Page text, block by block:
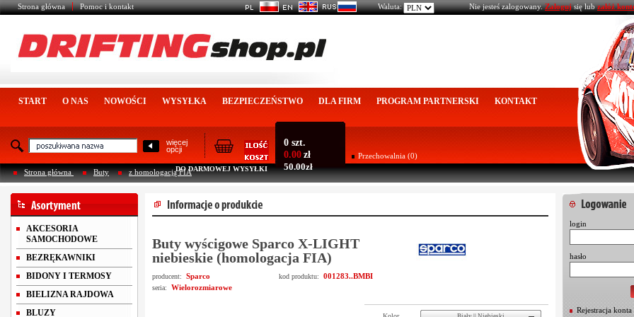
Strona główna Pomoc i kontakt Nie jesteś zalogowany.Zalogujsię lubzałóż
START O NAS NOWOŚCI WYSYŁKA BEZPIECZEŃSTWO DLA FIRM PROGRAM PARTNERSKI KONTAKT
więcej
opcji
0 szt.
0.00 zł
DO DARMOWEJ WYSYŁKI 50.00zł
Przechowalnia (0)
Strona główna
Buty z homologacją FIA
Waluta:
AKCESORIA
SAMOCHODOWE
BEZRĘKAWNIKI
BIDONY I TERMOSY
BIELIZNA RAJDOWA
BLUZY
Buty wyścigowe Sparco X-LIGHT
niebieskie (homologacja FIA)
producent: Sparco kod produktu: 001283..BMBI
seria: Wielorozmiarowe
login
hasło
Rejestracja konta